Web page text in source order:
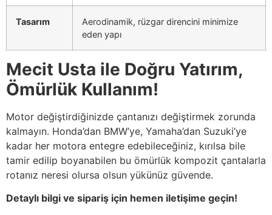
Tasarım
Aerodinamik, rüzgar direncini minimize
eden yapı
Mecit Usta ile Doğru Yatırım,
Ömürlük Kullanım!
Motor değiştirdiğinizde çantanızı değiştirmek zorunda
kalmayın. Honda’dan BMW’ye, Yamaha’dan Suzuki’ye
kadar her motora entegre edebileceğiniz, kırılsa bile
tamir edilip boyanabilen bu ömürlük kompozit çantalarla
rotanız neresi olursa olsun yükünüz güvende.
Detaylı bilgi ve sipariş için hemen iletişime geçin!